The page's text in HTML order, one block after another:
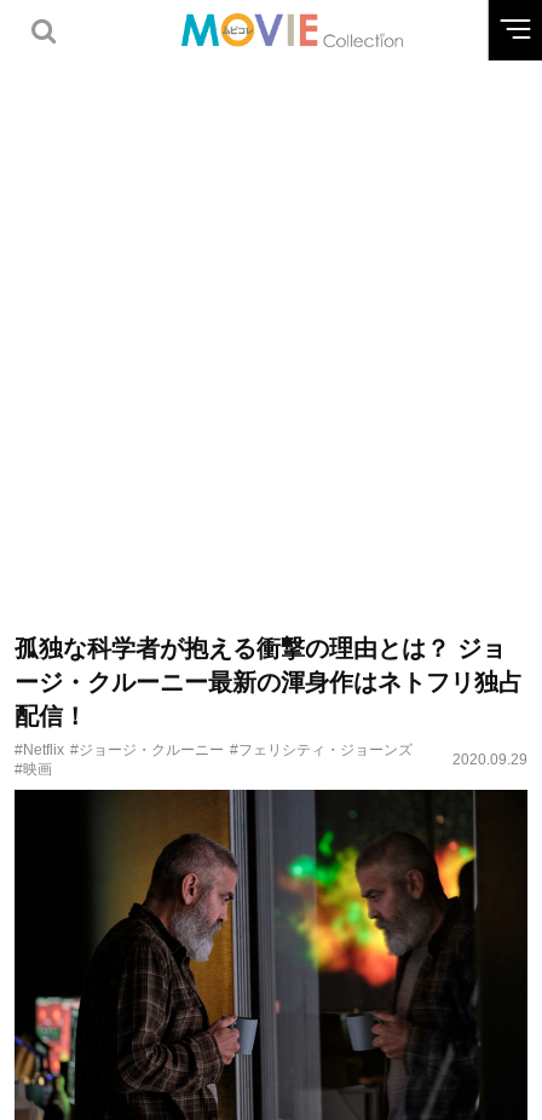
孤独な科学者が抱える衝撃の理由とは？ ジョ
ージ・クルーニー最新の渾身作はネトフリ独占
配信！
#Netflix #ジョージ・クルーニー #フェリシティ・ジョーンズ
#映画
2020.09.29